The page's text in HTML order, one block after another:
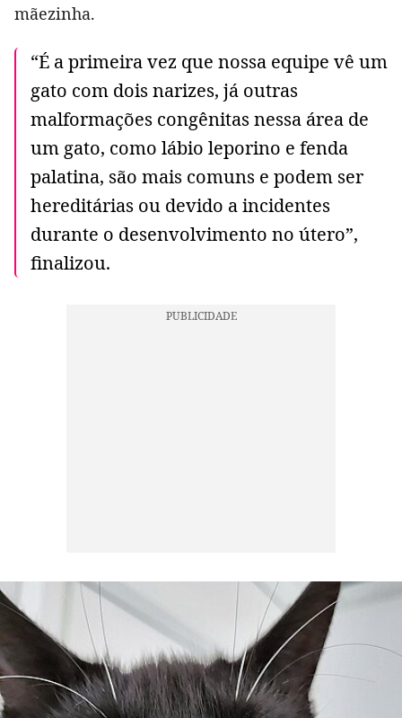
mãezinha.
“É a primeira vez que nossa equipe vê um
gato com dois narizes, já outras
malformações congênitas nessa área de
um gato, como lábio leporino e fenda
palatina, são mais comuns e podem ser
hereditárias ou devido a incidentes
durante o desenvolvimento no útero”,
finalizou.